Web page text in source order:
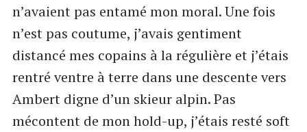
n’avaient pas entamé mon moral. Une fois
n’est pas coutume, j’avais gentiment
distancé mes copains à la régulière et j’étais
rentré ventre à terre dans une descente vers
Ambert digne d’un skieur alpin. Pas
mécontent de mon hold-up, j’étais resté soft